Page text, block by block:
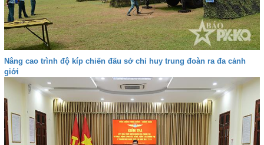
Nâng cao trình độ kíp chiến đấu sở chỉ huy trung đoàn ra đa cảnh
giới